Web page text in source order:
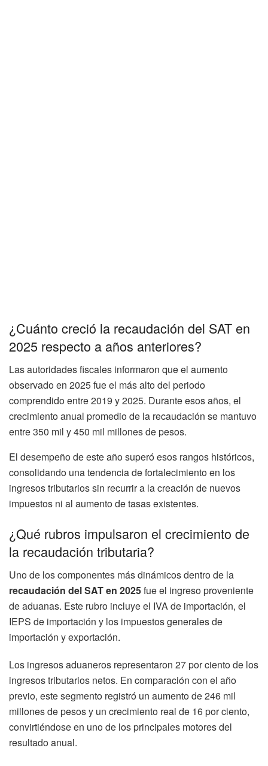
¿Cuánto creció la recaudación del SAT en
2025 respecto a años anteriores?
Las autoridades fiscales informaron que el aumento
observado en 2025 fue el más alto del periodo
comprendido entre 2019 y 2025. Durante esos años, el
crecimiento anual promedio de la recaudación se mantuvo
entre 350 mil y 450 mil millones de pesos.
El desempeño de este año superó esos rangos históricos,
consolidando una tendencia de fortalecimiento en los
ingresos tributarios sin recurrir a la creación de nuevos
impuestos ni al aumento de tasas existentes.
¿Qué rubros impulsaron el crecimiento de
la recaudación tributaria?
Uno de los componentes más dinámicos dentro de la
recaudación del SAT en 2025fue el ingreso proveniente
de aduanas. Este rubro incluye el IVA de importación, el
IEPS de importación y los impuestos generales de
importación y exportación.
Los ingresos aduaneros representaron 27 por ciento de los
ingresos tributarios netos. En comparación con el año
previo, este segmento registró un aumento de 246 mil
millones de pesos y un crecimiento real de 16 por ciento,
convirtiéndose en uno de los principales motores del
resultado anual.